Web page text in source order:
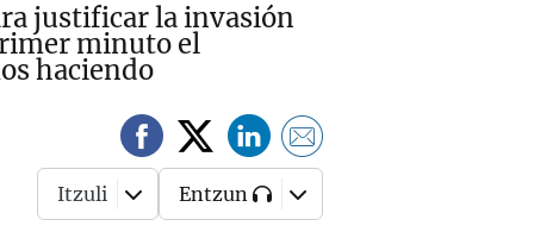
justificar la invasión
minuto el
haciendo
Itzuli Entzun